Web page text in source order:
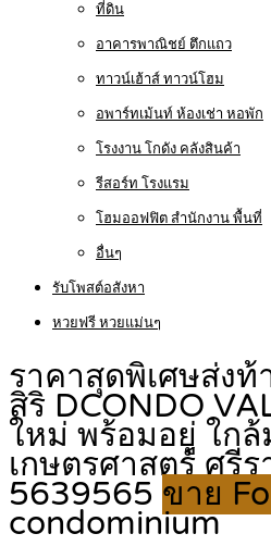
ที่ดิน
อาคารพาณิชย์ ตึกแถว
ทาวน์เฮ้าส์ ทาวน์โฮม
อพาร์ทเม้นท์ ห้องเช่า หอพัก
โรงงาน โกดัง คลังสินค้า
รีสอร์ท โรงแรม
โฮมออฟฟิต สำนักงาน พื้นที่
อื่นๆ
รับโพสต์อสังหา
หวยฟรี หวยแม่นๆ
ราคาสุดพิเศษส่ง
สิริ DCONDO
ใหม่ พร้อมอยู่ ใก
เกษตรศาสตร์ ศรี
5639565 ขาย
condominium